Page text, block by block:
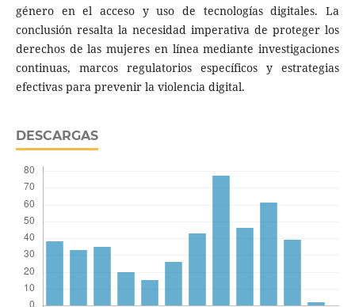
género en el acceso y uso de tecnologías digitales. La
conclusión resalta la necesidad imperativa de proteger los
derechos de las mujeres en línea mediante investigaciones
continuas, marcos regulatorios específicos y estrategias
efectivas para prevenir la violencia digital.
DESCARGAS